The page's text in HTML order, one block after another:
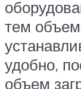
тем
удобно,
объем